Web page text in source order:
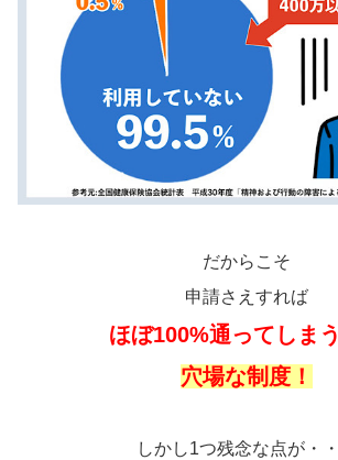
だからこそ
申請さえすれば
ほぼ100%通ってしま
穴場な制度！
しかし1つ残念な点が・・